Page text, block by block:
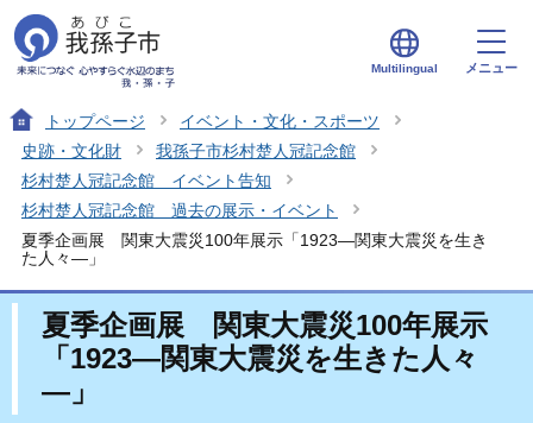
Multilingual メニュー
トップページ
イベント・文化・スポーツ
史跡・文化財
我孫子市杉村楚人冠記念館
杉村楚人冠記念館 イベント告知
杉村楚人冠記念館 過去の展示・イベント
夏季企画展 関東大震災100年展示「1923―関東大震災を生き
た人々―」
夏季企画展 関東大震災100年展示
「1923―関東大震災を生きた人々
―」